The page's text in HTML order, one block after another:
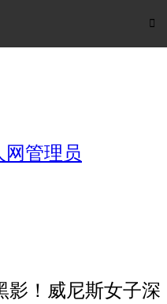

网管理员
影！威尼斯女子深